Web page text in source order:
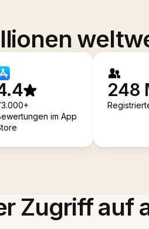
im App
248
Zugriff auf